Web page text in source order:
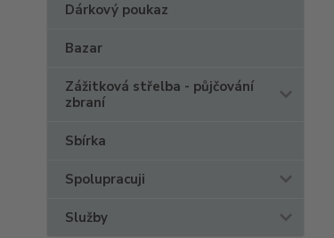
Dárkový poukaz
Bazar
Zážitková střelba - půjčování
zbraní
Sbírka
Spolupracuji
Služby